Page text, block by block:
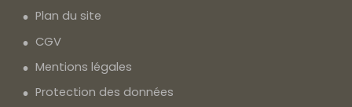
Plan du site
CGV
Mentions légales
Protection des données